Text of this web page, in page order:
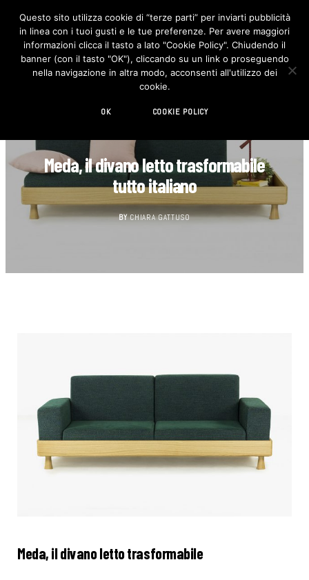
F
c
e
b
o
I
n
s
t
Meda, il divano letto trasformabile
tutto italiano
BY CHIARA GATTUSO
Meda, il divano letto trasformabile
Questo sito utilizza cookie di “terze parti” per inviarti pubblicità
in linea con i tuoi gusti e le tue preferenze. Per avere maggiori
informazioni clicca il tasto a lato "Cookie Policy". Chiudendo il
banner (con il tasto "OK"), cliccando su un link o proseguendo
nella navigazione in altra modo, acconsenti all'utilizzo dei
cookie.
OK COOKIE POLICY